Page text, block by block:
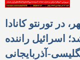
در تورنتو کانادا
اسرائیل راننده
آذربایجانی